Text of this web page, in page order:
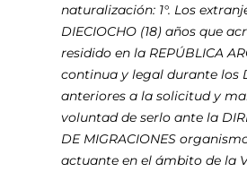
naturalización: 1°. Los
DIECIOCHO (18) años que
residido en la REPÚBLICA
continua y legal durante los
anteriores a la solicitud y
voluntad de serlo ante la
DE MIGRACIONES
actuante en el ámbito de la